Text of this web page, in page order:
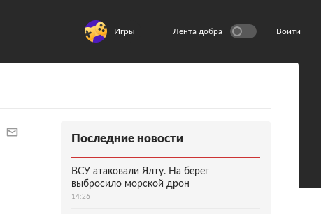
Игры Лента добра Войти
Последние новости
ВСУ атаковали Ялту. На берег
выбросило морской дрон
14:26